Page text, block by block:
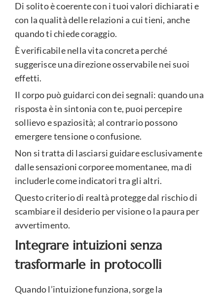
Di solito è coerente con i tuoi valori dichiarati e
con la qualità delle relazioni a cui tieni, anche
quando ti chiede coraggio.
È verificabile nella vita concreta perché
suggerisce una direzione osservabile nei suoi
effetti.
Il corpo può guidarci con dei segnali: quando una
risposta è in sintonia con te, puoi percepire
sollievo e spaziosità; al contrario possono
emergere tensione o confusione.
Non si tratta di lasciarsi guidare esclusivamente
dalle sensazioni corporee momentanee, ma di
includerle come indicatori tra gli altri.
Questo criterio di realtà protegge dal rischio di
scambiare il desiderio per visione o la paura per
avvertimento.
Integrare intuizioni senza
trasformarle in protocolli
Quando l’intuizione funziona, sorge la